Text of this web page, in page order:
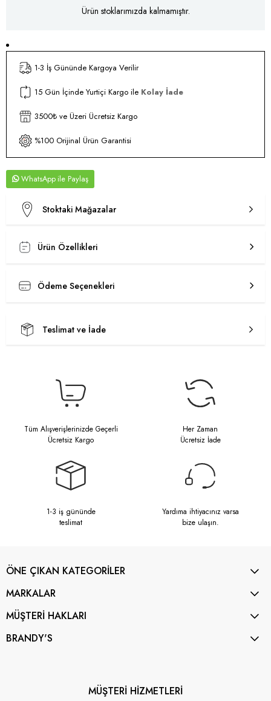
Ürün stoklarımızda kalmamıştır.
1-3 İş Gününde Kargoya Verilir
15 Gün İçinde Yurtiçi Kargo ile Kolay İade
3500₺ ve Üzeri Ücretsiz Kargo
%100 Orijinal Ürün Garantisi
WhatsApp
Stoktaki Mağazalar
Ürün Özellikleri
Ödeme Seçenekleri
Teslimat ve İade
Tüm Alışverişlerinizde Geçerli
Ücretsiz Kargo
Her Zaman
Ücretsiz İade
1-3 iş gününde
teslimat
Yardıma ihtiyacınız varsa
bize ulaşın.
ÖNE ÇIKAN KATEGORİLER
MARKALAR
MÜŞTERİ HAKLARI
BRANDY'S
MÜŞTERİ HİZMETLERİ